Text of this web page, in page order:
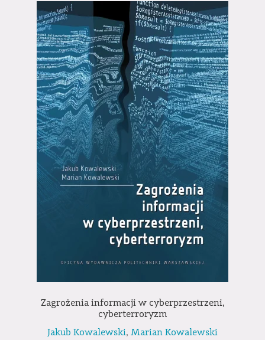
Zagrożenia informacji w cyberprzestrzeni,
cyberterroryzm
Jakub Kowalewski, Marian Kowalewski